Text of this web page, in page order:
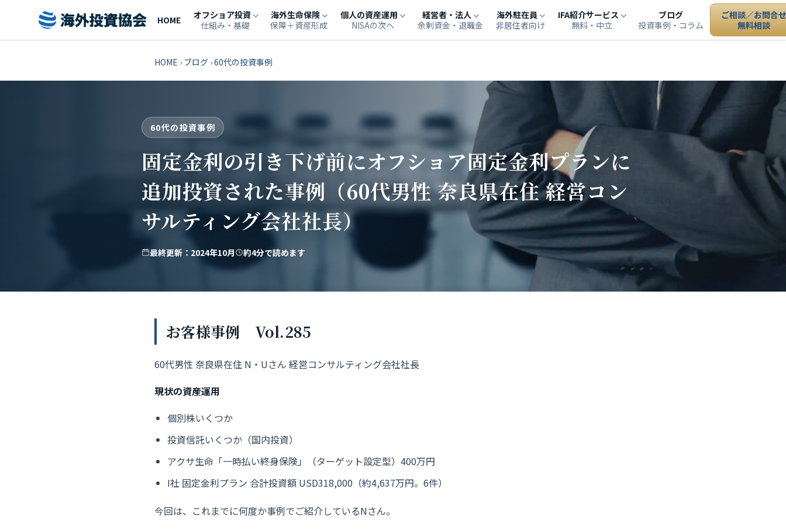
HOME
オフショア投資
仕組み・基礎
海外生命保険
保障＋資産形成
個人の資産運用
NISAの次へ
経営者・法人
余剰資金・退職金
海外駐在員
非居住者向け
IFA紹介サービス
無料・中立
ブログ
投資事例・コラム
ご相談／お問合
無料相談
HOME › ブログ ›60代の投資事例
60代の投資事例
固定金利の引き下げ前にオフショア固定金利プランに
追加投資された事例（60代男性 奈良県在住 経営コン
サルティング会社社長）
最終更新：2024年10月 約4分で読めます
お客様事例 Vol.285
60代男性 奈良県在住 N・Uさん 経営コンサルティング会社社長
現状の資産運用
個別株いくつか
投資信託いくつか（国内投資）
アクサ生命「一時払い終身保険」（ターゲット設定型）400万円
I社 固定金利プラン 合計投資額 USD318,000（約4,637万円。6件）
今回は、これまでに何度か事例でご紹介しているNさん。